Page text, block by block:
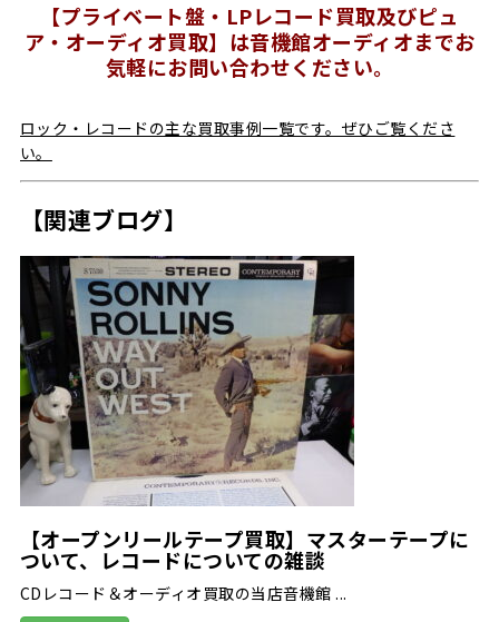
【プライベート盤・LPレコード買取及びピュ
ア・オーディオ買取】は音機館オーディオまでお
気軽にお問い合わせください。
ロック・レコードの主な買取事例一覧です。ぜひご覧くださ
い。
【関連ブログ】
【オープンリールテープ買取】マスターテープに
ついて、レコードについての雑談
CDレコード＆オーディオ買取の当店音機館 ...